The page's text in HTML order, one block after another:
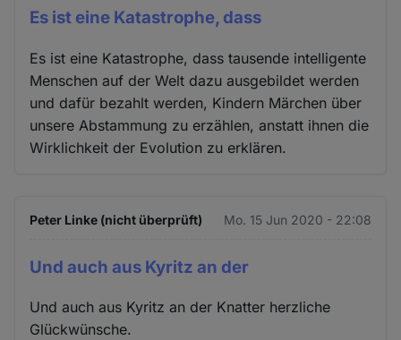
Es ist eine Katastrophe, dass
Es ist eine Katastrophe, dass tausende intelligente
Menschen auf der Welt dazu ausgebildet werden
und dafür bezahlt werden, Kindern Märchen über
unsere Abstammung zu erzählen, anstatt ihnen die
Wirklichkeit der Evolution zu erklären.
Peter Linke (nicht überprüft) Mo. 15 Jun 2020 - 22:08
Und auch aus Kyritz an der
Und auch aus Kyritz an der Knatter herzliche
Glückwünsche.